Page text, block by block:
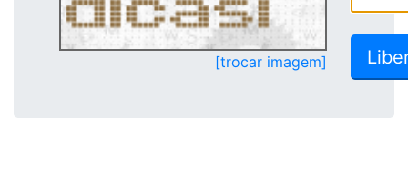
[trocar imagem]